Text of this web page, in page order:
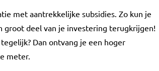
met aantrekkelijke subsidies. Zo kun je
groot deel van je investering terugkrijgen!
Dan ontvang je een hoger
meter.